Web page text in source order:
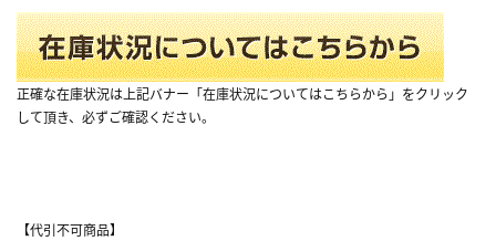
正確な在庫状況は上記バナー「在庫状況についてはこちらから」をクリック
して頂き、必ずご確認ください。
【代引不可商品】